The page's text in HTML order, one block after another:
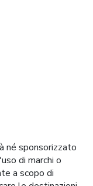
né sponsorizzato
di marchi o
a scopo di